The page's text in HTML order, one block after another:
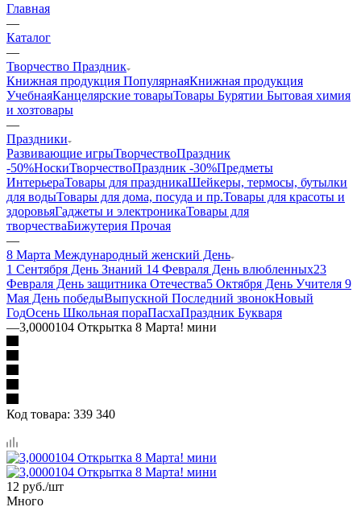
Главная
—
Каталог
—
Творчество Праздник
Книжная продукция ПопулярнаяКнижная продукция
УчебнаяКанцелярские товарыТовары Бурятии Бытовая химия
и хозтовары
—
Праздники
Развивающие игрыТворчествоПраздник
-50%НоскиТворчествоПраздник -30%Предметы
ИнтерьераТовары для праздникаШейкеры, термосы, бутылки
для водыТовары для дома, посуда и пр.Товары для красоты и
здоровьяГаджеты и электроникаТовары для
творчестваБижутерия Прочая
—
8 Марта Международный женский День
1 Сентября День Знаний 14 Февраля День влюбленных23
Февраля День защитника Отечества5 Октября День Учителя 9
Мая День победыВыпускной Последний звонокНовый
ГодОсень Школьная пораПасхаПраздник Букваря
—3,0000104 Открытка 8 Марта! мини
Код товара: 339 340
12 руб./шт
Много